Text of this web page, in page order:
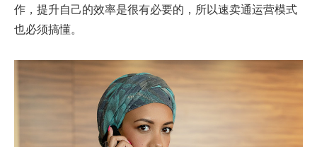
作，提升自己的效率是很有必要的，所以速卖通运营模式
也必须搞懂。